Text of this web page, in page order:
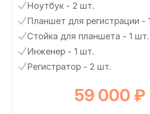
Ноутбук - 2 шт.
Планшет для регистрации -
Стойка для планшета - 1 шт.
Инженер - 1 шт.
Регистратор - 2 шт.
59 000 ₽